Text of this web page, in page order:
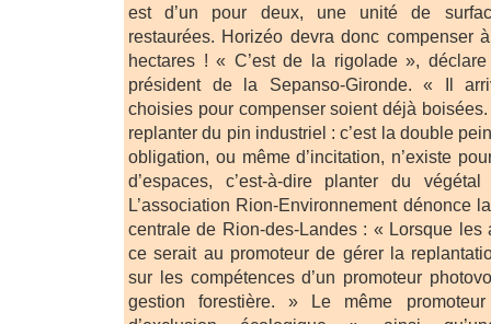
est d’un pour deux, une unité de
restaurées. Horizéo devra donc compenser
hectares ! « C’est de la rigolade »,
président de la Sepanso-Gironde. « Il
choisies pour compenser soient déjà
replanter du pin industriel : c’est la double
obligation, ou même d’incitation, n’existe
d’espaces, c’est-à-dire planter du
L’association Rion-Environnement dénonce
centrale de Rion-des-Landes : « Lorsque les
ce serait au promoteur de gérer la
sur les compétences d’un promoteur
gestion forestière. » Le même